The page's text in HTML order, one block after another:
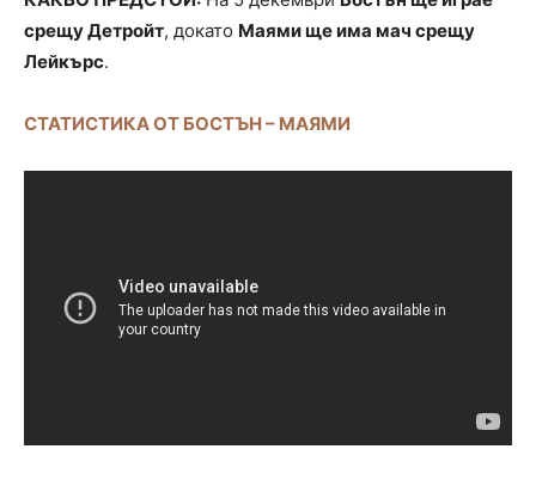
срещу Детройт, докато Маями ще има мач срещу
Лейкърс.
СТАТИСТИКА ОТ БОСТЪН – МАЯМИ